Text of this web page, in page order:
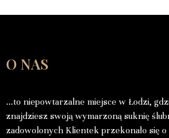
O NAS
…to niepowtarzalne miejsce w Łodzi,
znajdziesz swoją wymarzoną suknię
zadowolonych Klientek przekonało się